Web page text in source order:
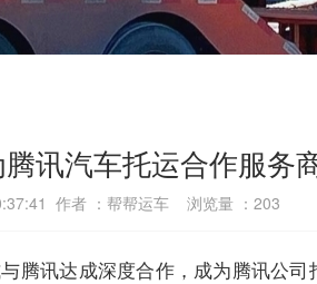
讯汽车托运合作服务
作者 ：帮帮运车 浏览量 ： 203
腾讯达成深度合作，成为腾讯公